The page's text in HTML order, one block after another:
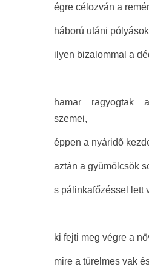
égre célozván a
háború utáni
ilyen bizalommal a
hamar ragyogtak
szemei,
éppen a nyáridő
aztán a gyümölcsök
s pálinkafőzéssel lett
ki fejti meg végre a
mire a türelmes vak